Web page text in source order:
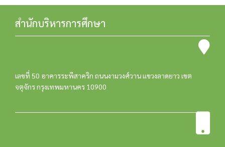
สำนักบริหารการศึกษา
เลขที่ 50 อาคารระพีสาคริก ถนนงามวงศ์วาน แขวงลาดยาว เขต
จตุจักร กรุงเทพมหานคร 10900